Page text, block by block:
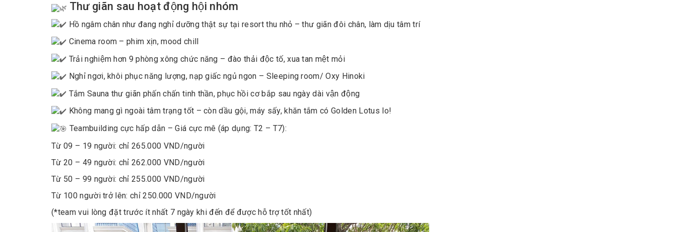
Thư giãn sau hoạt động hội nhóm
Hồ ngâm chân như đang nghỉ dưỡng thật sự tại resort thu nhỏ – thư giãn đôi chân, làm dịu tâm trí
Cinema room – phim xịn, mood chill
Trải nghiệm hơn 9 phòng xông chức năng – đào thải độc tố, xua tan mệt mỏi
Nghỉ ngơi, khôi phục năng lượng, nạp giấc ngủ ngon – Sleeping room/ Oxy Hinoki
Tắm Sauna thư giãn phấn chấn tinh thần, phục hồi cơ bắp sau ngày dài vận động
Không mang gì ngoài tâm trạng tốt – còn dầu gội, máy sấy, khăn tắm có Golden Lotus lo!
Teambuilding cực hấp dẫn – Giá cực mê (áp dụng: T2 – T7):
Từ 09 – 19 người: chỉ 265.000 VND/người
Từ 20 – 49 người: chỉ 262.000 VND/người
Từ 50 – 99 người: chỉ 255.000 VND/người
Từ 100 người trở lên: chỉ 250.000 VND/người
(*team vui lòng đặt trước ít nhất 7 ngày khi đến để được hỗ trợ tốt nhất)